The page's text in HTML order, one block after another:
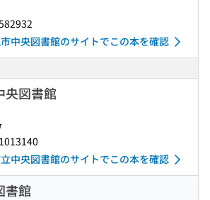
中央図書館のサイトでこの本を確認
央図書館
中央図書館のサイトでこの本を確認
書館